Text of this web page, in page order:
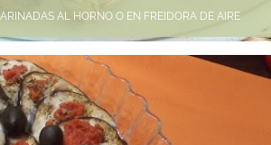
AL HORNO O EN FREIDORA DE AIRE